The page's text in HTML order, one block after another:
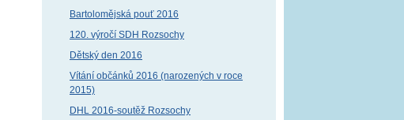
Bartolomějská pouť 2016
120. výročí SDH Rozsochy
Dětský den 2016
Vítání občánků 2016 (narozených v roce
2015)
DHL 2016-soutěž Rozsochy